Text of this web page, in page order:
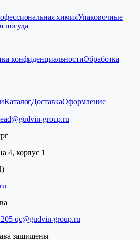
химияУпаковочные
посуда
конфиденциальностиОбработка
КаталогДоставкаОформление
group.ru
4, корпус 1
qc@gudvin-group.ru
защищены